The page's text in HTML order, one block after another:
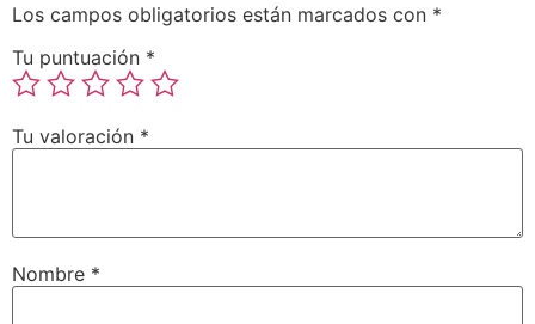
Los campos obligatorios están marcados con *
Tu puntuación *
Tu valoración *
Nombre *